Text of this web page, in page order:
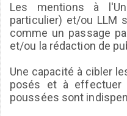
Les mentions à
particulier) et/ou LLM
comme un passage
et/ou la rédaction de
Une capacité à cibler
posés et à effectuer
poussées sont